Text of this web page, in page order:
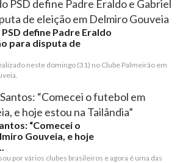
define Padre Eraldo
para disputa de
neste domingo (31) no Clube Palmeirão em
“Comecei o
Gouveia, e hoje
por vários clubes brasileiros e agora é uma das